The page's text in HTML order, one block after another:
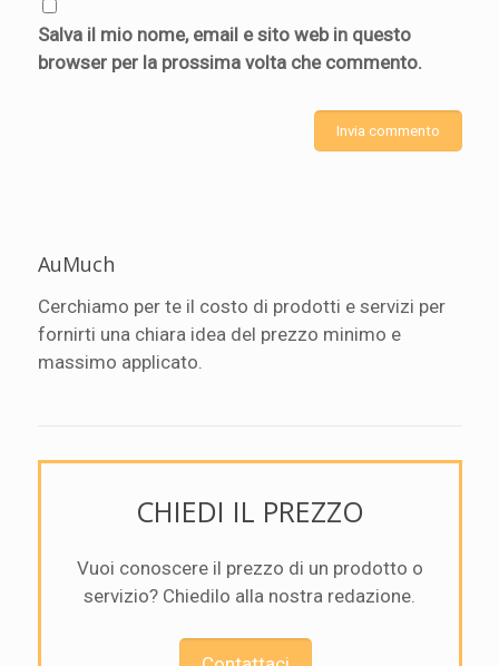
Salva il mio nome, email e sito web in questo
browser per la prossima volta che commento.
AuMuch
Cerchiamo per te il costo di prodotti e servizi per
fornirti una chiara idea del prezzo minimo e
massimo applicato.
CHIEDI IL PREZZO
Vuoi conoscere il prezzo di un prodotto o
servizio? Chiedilo alla nostra redazione.